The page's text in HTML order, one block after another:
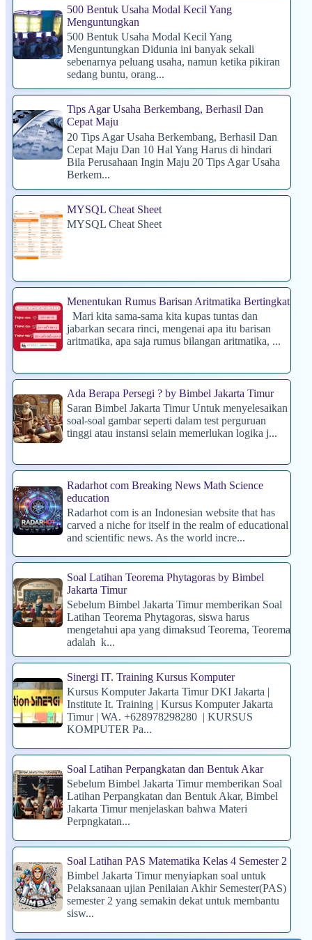
500 Bentuk Usaha Modal Kecil Yang
Menguntungkan
500 Bentuk Usaha Modal Kecil Yang
Menguntungkan Didunia ini banyak sekali
sebenarnya peluang usaha, namun ketika pikiran
sedang buntu, orang...
Tips Agar Usaha Berkembang, Berhasil Dan
Cepat Maju
20 Tips Agar Usaha Berkembang, Berhasil Dan
Cepat Maju Dan 10 Hal Yang Harus di hindari
Bila Perusahaan Ingin Maju 20 Tips Agar Usaha
Berkem...
MYSQL Cheat Sheet
MYSQL Cheat Sheet
Menentukan Rumus Barisan Aritmatika Bertingkat
Mari kita sama-sama kita kupas tuntas dan
jabarkan secara rinci, mengenai apa itu barisan
aritmatika, apa saja rumus bilangan aritmatika, ...
Ada Berapa Persegi ? by Bimbel Jakarta Timur
Saran Bimbel Jakarta Timur Untuk menyelesaikan
soal-soal gambar seperti dalam test perguruan
tinggi atau instansi selain memerlukan logika j...
Radarhot com Breaking News Math Science
education
Radarhot com is an Indonesian website that has
carved a niche for itself in the realm of educational
and scientific news. As the world incre...
Soal Latihan Teorema Phytagoras by Bimbel
Jakarta Timur
Sebelum Bimbel Jakarta Timur memberikan Soal
Latihan Teorema Phytagoras, siswa harus
mengetahui apa yang dimaksud Teorema, Teorema
adalah k...
Sinergi IT. Training Kursus Komputer
Kursus Komputer Jakarta Timur DKI Jakarta |
Institute It. Training | Kursus Komputer Jakarta
Timur | WA. +628978298280 | KURSUS
KOMPUTER Pa...
Soal Latihan Perpangkatan dan Bentuk Akar
Sebelum Bimbel Jakarta Timur memberikan Soal
Latihan Perpangkatan dan Bentuk Akar, Bimbel
Jakarta Timur menjelaskan bahwa Materi
Perpngkatan...
Soal Latihan PAS Matematika Kelas 4 Semester 2
Bimbel Jakarta Timur menyiapkan soal untuk
Pelaksanaan ujian Penilaian Akhir Semester(PAS)
semester 2 yang semakin dekat untuk membantu
sisw...